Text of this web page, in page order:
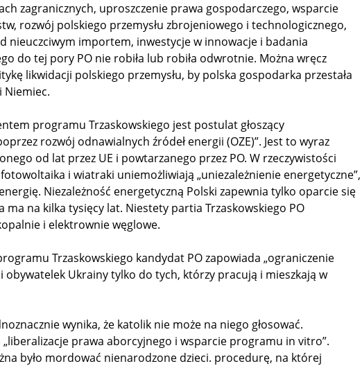
zagranicznych, uproszczenie prawa gospodarczego, wsparcie
rozwój polskiego przemysłu zbrojeniowego i technologicznego,
nieuczciwym importem, inwestycje w innowacje i badania
do tej pory PO nie robiła lub robiła odwrotnie. Można wręcz
likwidacji polskiego przemysłu, by polska gospodarka przestała
Niemiec.
programu Trzaskowskiego jest postulat głoszący
rozwój odnawialnych źródeł energii (OZE)”. Jest to wyraz
od lat przez UE i powtarzanego przez PO. W rzeczywistości
i wiatraki uniemożliwiają „uniezależnienie energetyczne”,
Niezależność energetyczną Polski zapewnia tylko oparcie się
ma na kilka tysięcy lat. Niestety partia Trzaskowskiego PO
i elektrownie węglowe.
Trzaskowskiego kandydat PO zapowiada „ograniczenie
obywatelek Ukrainy tylko do tych, którzy pracują i mieszkają w
wynika, że katolik nie może na niego głosować.
prawa aborcyjnego i wsparcie programu in vitro”.
było mordować nienarodzone dzieci. procedurę, na której